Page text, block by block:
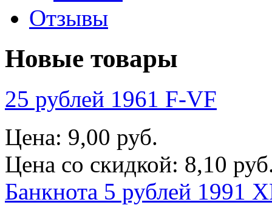
Отзывы
Новые товары
25 рублей 1961 F-VF
Цена: 9,00 руб.
Цена со скидкой: 8,10
Банкнота 5 рублей 1991